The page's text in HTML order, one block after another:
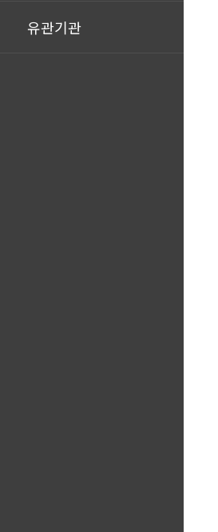
유관기관